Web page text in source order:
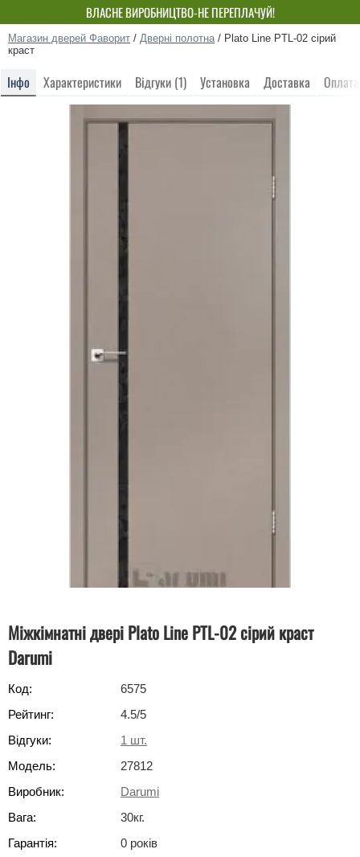
ВЛАСНЕ ВИРОБНИЦТВО-НЕ ПЕРЕПЛАЧУЙ!
Магазин дверей Фаворит / Дверні полотна / Plato Line PTL-02 сірий
краст
Інфо Характеристики Відгуки (1) Установка Доставка Оплата
Міжкімнатні двері Plato Line PTL-02 сірий краст
Darumi
Код:
6575
Рейтинг:
4.5/5
Відгуки:
1 шт.
Модель:
27812
Виробник:
Darumi
Вага:
30кг.
Гарантія:
0 років